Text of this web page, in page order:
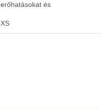
erőhatásokat és
túlterheléssel szemben.
XS